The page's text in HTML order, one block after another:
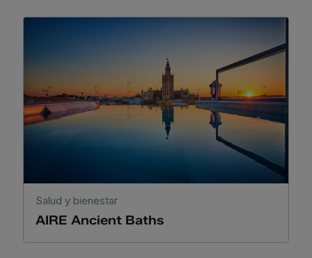
AIRE Ancient Baths
Salud y bienestar